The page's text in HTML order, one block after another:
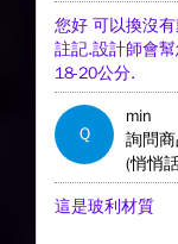
您好 可以換沒
註記.設計師會
18-20公分.
Q
min
詢問
(悄悄
這是玻利材質